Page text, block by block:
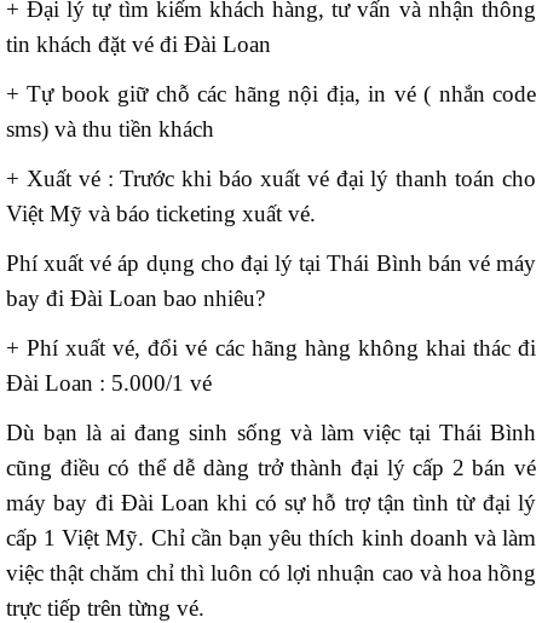
+ Đại lý tự tìm kiếm khách hàng, tư vấn và nhận thông
tin khách đặt vé đi Đài Loan
+ Tự book giữ chỗ các hãng nội địa, in vé ( nhắn code
sms) và thu tiền khách
+ Xuất vé : Trước khi báo xuất vé đại lý thanh toán cho
Việt Mỹ và báo ticketing xuất vé.
Phí xuất vé áp dụng cho đại lý tại Thái Bình bán vé máy
bay đi Đài Loan bao nhiêu?
+ Phí xuất vé, đổi vé các hãng hàng không khai thác đi
Đài Loan : 5.000/1 vé
Dù bạn là ai đang sinh sống và làm việc tại Thái Bình
cũng điều có thể dễ dàng trở thành đại lý cấp 2 bán vé
máy bay đi Đài Loan khi có sự hỗ trợ tận tình từ đại lý
cấp 1 Việt Mỹ. Chỉ cần bạn yêu thích kinh doanh và làm
việc thật chăm chỉ thì luôn có lợi nhuận cao và hoa hồng
trực tiếp trên từng vé.